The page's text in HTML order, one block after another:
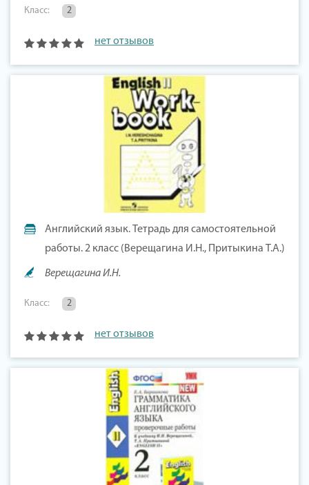
Класс: 2
нет отзывов
Английский язык. Тетрадь для самостоятельной
работы. 2 класс (Верещагина И.Н., Притыкина Т.А.)
Верещагина И.Н.
Класс: 2
нет отзывов